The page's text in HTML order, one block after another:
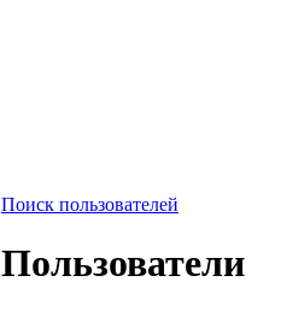
Поиск пользователей
Пользователи